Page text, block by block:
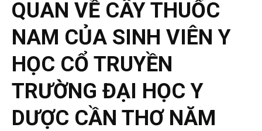
QUAN VỀ CÂY THUỐC
NAM CỦA SINH VIÊN Y
HỌC CỔ TRUYỀN
TRƯỜNG ĐẠI HỌC Y
DƯỢC CẦN THƠ NĂM